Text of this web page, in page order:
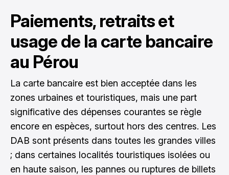
Paiements, retraits et
usage de la carte bancaire
au Pérou
La carte bancaire est bien acceptée dans les
zones urbaines et touristiques, mais une part
significative des dépenses courantes se règle
encore en espèces, surtout hors des centres. Les
DAB sont présents dans toutes les grandes villes
; dans certaines localités touristiques isolées ou
en haute saison, les pannes ou ruptures de billets